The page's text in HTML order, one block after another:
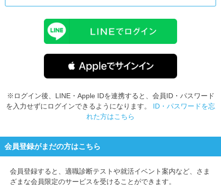
※ログイン後、LINE・Apple IDを連携すると、会員ID・パスワード
を入力せずにログインできるようになります。 ID・パスワードを忘
れた方はこちら
会員登録がまだの方はこちら
会員登録すると、 適職診断テストや就活イベント案内など、さま
ざまな会員限定のサービスを受けることができます。